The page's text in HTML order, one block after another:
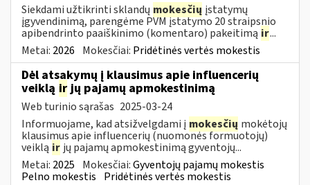
Siekdami užtikrinti sklandų mokesčių įstatymų
įgyvendinimą, parengėme PVM įstatymo 20 straipsnio
apibendrinto paaiškinimo (komentaro) pakeitimą ir...
Metai: 2026 Mokesčiai: Pridėtinės vertės mokestis
Dėl atsakymų į klausimus apie influencerių
veiklą irjų pajamų apmokestinimą
Web turinio sąrašas 2025-03-24
Informuojame, kad atsižvelgdami į mokesčių mokėtojų
klausimus apie influencerių (nuomonės formuotojų)
veiklą ir jų pajamų apmokestinimą gyventojų...
Metai: 2025 Mokesčiai:Gyventojų pajamų mokestis
Pelno mokestis Pridėtinės vertės mokestis